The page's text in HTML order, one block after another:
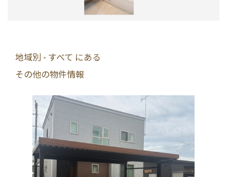
地域別 - すべて にある
その他の物件情報